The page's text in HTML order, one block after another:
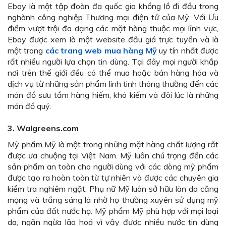
Ebay là một tập đoàn đa quốc gia khổng lồ đi đầu trong
nghành công nghiệp Thương mại điện tử của Mỹ. Với Ưu
điểm vượt trội đa dạng các mặt hàng thuộc mọi lĩnh vực,
Ebay được xem là một website đấu giá trực tuyến và là
một trong các trang web mua hàng Mỹuy tín nhất được
rất nhiều người lựa chọn tin dùng. Tại đây mọi người khắp
nơi trên thế giới đều có thể mua hoặc bán hàng hóa và
dịch vụ từ những sản phẩm linh tinh thông thường đến các
món đồ sưu tầm hàng hiếm, khó kiếm và đôi lúc là những
món đồ quý.
3. Walgreens.com
Mỹ phẩm Mỹ là một trong những mặt hàng chất lượng rất
được ưa chuộng tại Việt Nam. Mỹ luôn chú trọng đến các
sản phẩm an toàn cho người dùng với các dòng mỹ phẩm
được tạo ra hoàn toàn từ tự nhiên và được các chuyên gia
kiểm tra nghiêm ngặt. Phụ nữ Mỹ luôn sở hữu làn da căng
mọng và trắng sáng là nhờ họ thường xuyên sử dụng mỹ
phẩm của đất nước họ. Mỹ phẩm Mỹ phù hợp với mọi loại
da, ngăn ngừa lão hoá vì vậy được nhiều nước tin dùng